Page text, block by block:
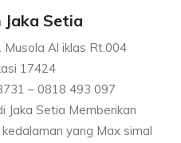
Setia
Musola Al iklas Rt.004
17424
– 0818 493 097
Jaka Setia Memberikan
yang Max simal